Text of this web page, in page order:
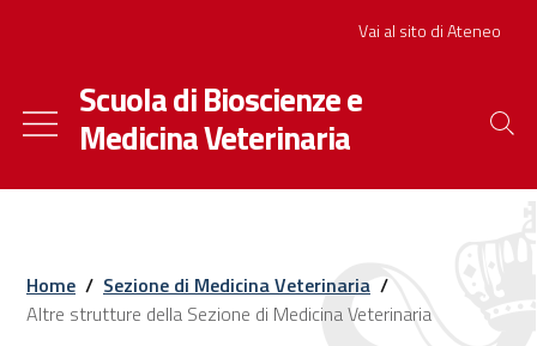
Slim
Vai al sito di Ateneo
Scuola di Bioscienze e
Medicina Veterinaria
Home / Sezione di Medicina Veterinaria /
Altre strutture della Sezione di Medicina Veterinaria